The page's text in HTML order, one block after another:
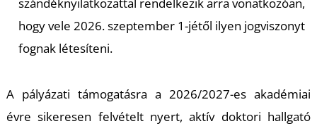
hogy vele 2026. szeptember 1-jétől ilyen jogviszonyt
fognak létesíteni.
A pályázati támogatásra a 2026/2027-es akadémiai
évre sikeresen felvételt nyert, aktív doktori hallgató